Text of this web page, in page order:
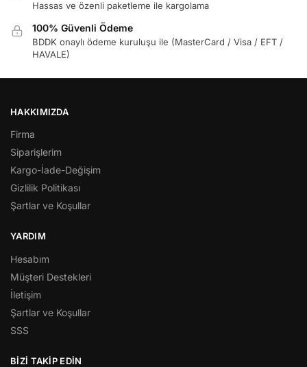
Hassas ve özenli paketleme ile kargolama
100% Güvenli Ödeme
BDDK onaylı ödeme kuruluşu ile (MasterCard / Visa / EFT /
HAVALE)
HAKKIMIZDA
Firma
Siparişlerim
Kargo-İade-Değişim
Gizlilik Politikası
Şartlar ve Koşullar
YARDIM
Hesabım
Müşteri Destekleri
İletişim
Şartlar ve Koşullar
SSS
BİZİ TAKİP EDİN